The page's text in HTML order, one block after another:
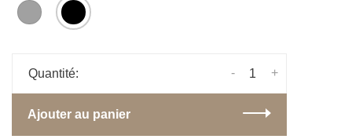
Quantité: +
-
Ajouter au panier